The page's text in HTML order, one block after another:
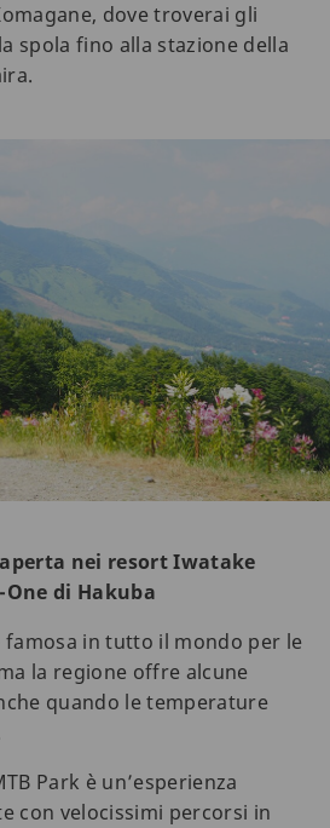
dove troverai gli
spola fino alla stazione della
nei resort Iwatake
di Hakuba
famosa in tutto il mondo per le
la regione offre alcune
quando le temperature
Park è un’esperienza
con velocissimi percorsi in